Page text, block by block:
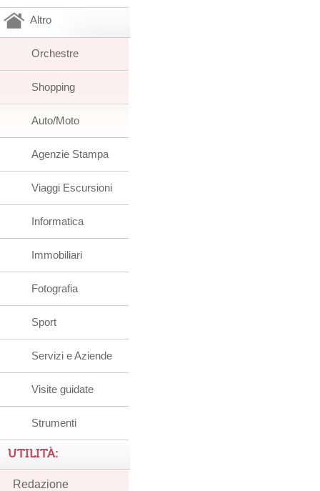
Altro
Orchestre
Shopping
Auto/Moto
Agenzie Stampa
Viaggi Escursioni
Informatica
Immobiliari
Fotografia
Sport
Servizi e Aziende
Visite guidate
Strumenti
UTILITÀ:
Redazione